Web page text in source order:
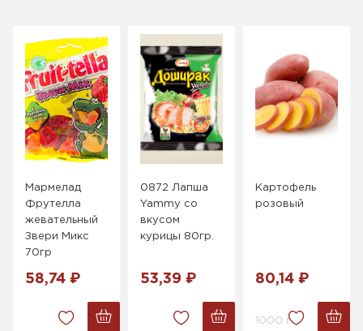
Мармелад
Фрутелла
жевательный
Звери Микс
70гр
58,74 ₽
0872 Лапша
Yammy со
вкусом
курицы 80гр.
53,39 ₽
Картофель
розовый
80,14 ₽
1000 г.